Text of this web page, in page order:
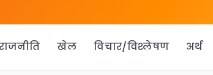
खेल विचार/विश्लेषण अर्थ